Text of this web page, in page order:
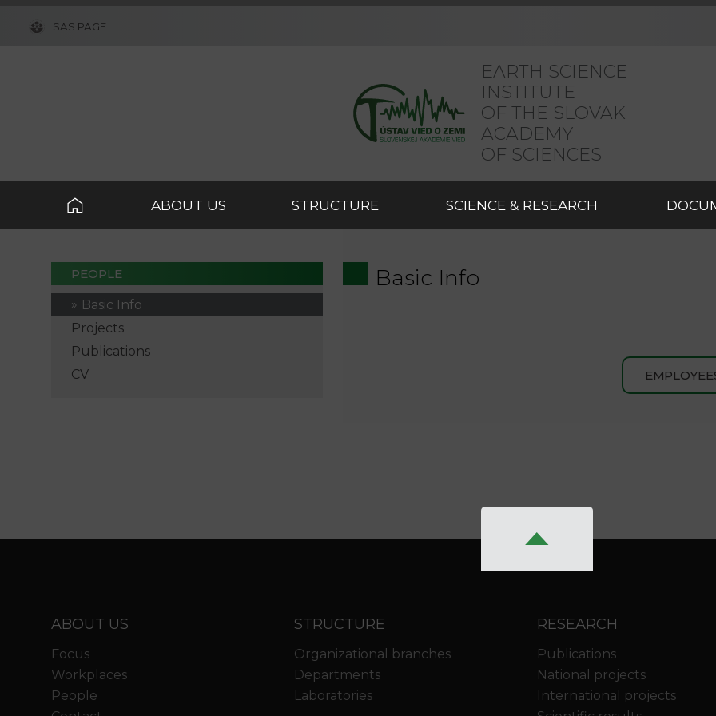
EARTH SCIENCE
INSTITUTE
OF THE SLOVAK
ACADEMY
OF SCIENCES
SAS PAGE
ABOUT US STRUCTURE SCIENCE & RESEARCH
PEOPLE
Basic Info
Projects
Publications
CV
Basic Info
ABOUT US
Focus
Workplaces
People
STRUCTURE
Organizational branches
Departments
Laboratories
RESEARCH
Publications
National projects
International projects